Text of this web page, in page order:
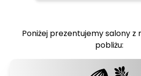
Poniżej prezentujemy salony z
pobliżu: